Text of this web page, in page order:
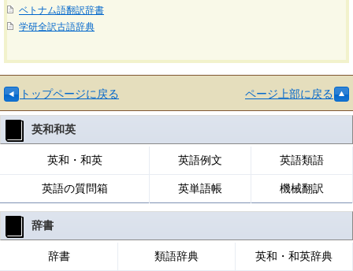
ベトナム語翻訳辞書
学研全訳古語辞典
トップページに戻る ページ上部に戻る
英和和英
英和・和英 英語例文 英語類語
英語の質問箱 英単語帳 機械翻訳
辞書
辞書 類語辞典 英和・和英辞典